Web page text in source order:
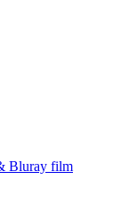
Bluray film